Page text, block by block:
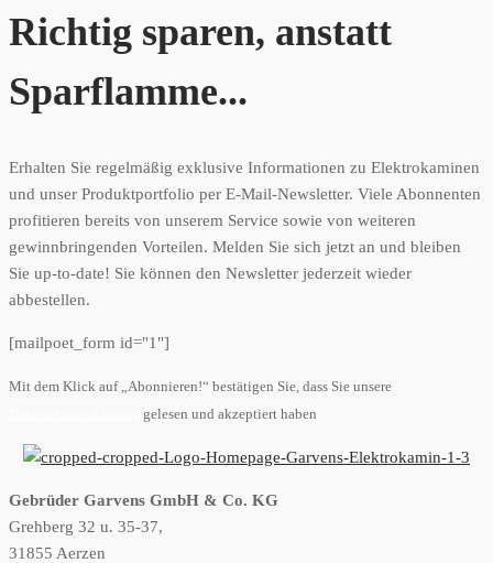
Richtig sparen, anstatt
Sparflamme...
Erhalten Sie regelmäßig exklusive Informationen zu Elektrokaminen
und unser Produktportfolio per E-Mail-Newsletter. Viele Abonnenten
profitieren bereits von unserem Service sowie von weiteren
gewinnbringenden Vorteilen. Melden Sie sich jetzt an und bleiben
Sie up-to-date! Sie können den Newsletter jederzeit wieder
abbestellen.
[mailpoet_form id="1"]
Mit dem Klick auf „Abonnieren!“ bestätigen Sie, dass Sie unsere
gelesen und akzeptiert haben
Gebrüder Garvens GmbH & Co. KG
Grehberg 32 u. 35-37,
31855 Aerzen